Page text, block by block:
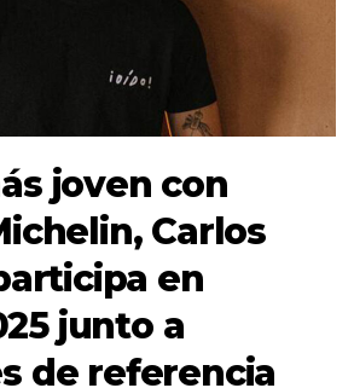
joven con
Carlos
en
junto a
de referencia